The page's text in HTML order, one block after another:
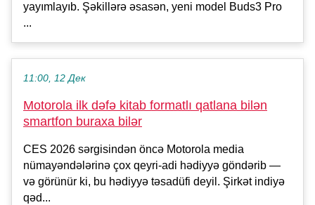
yayımlayıb. Şəkillərə əsasən, yeni model Buds3 Pro
...
11:00, 12 Дек
Motorola ilk dəfə kitab formatlı qatlana bilən
smartfon buraxa bilər
CES 2026 sərgisindən öncə Motorola media
nümayəndələrinə çox qeyri-adi hədiyyə göndərib —
və görünür ki, bu hədiyyə təsadüfi deyil. Şirkət indiyə
qəd...